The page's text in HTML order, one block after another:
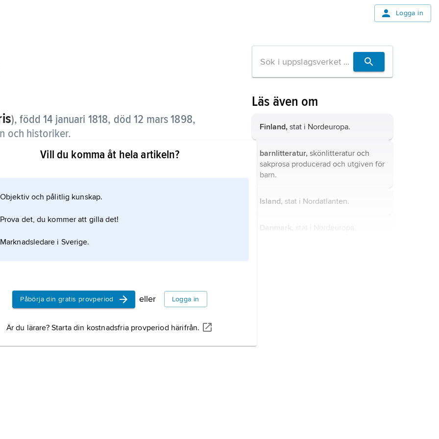
Logga in
),född 14 januari 1818, död 12 mars 1898,
och historiker.
Tidningar, samtidigt 1846–50 läroverkslärare.
och 1875–78 Helsingfors universitets
dikter och sagor. Han krävde sociala
Genom sin mångsidighet blev han en central
Vill du komma åt hela artikeln?
Objektiv och pålitlig kunskap.
Prova det, du kommer att gilla det!
Marknadsledare i Sverige.
Påbörja din gratis provperiod eller Logga in
Är du lärare? Starta din kostnadsfria provperiod härifrån.
Läs även om
Finland, stat i Nordeuropa.
barnlitteratur, skönlitteratur och
sakprosa producerad och utgiven för
barn.
Island, stat i Nordatlanten.
Danmark, stat i Nordeuropa.